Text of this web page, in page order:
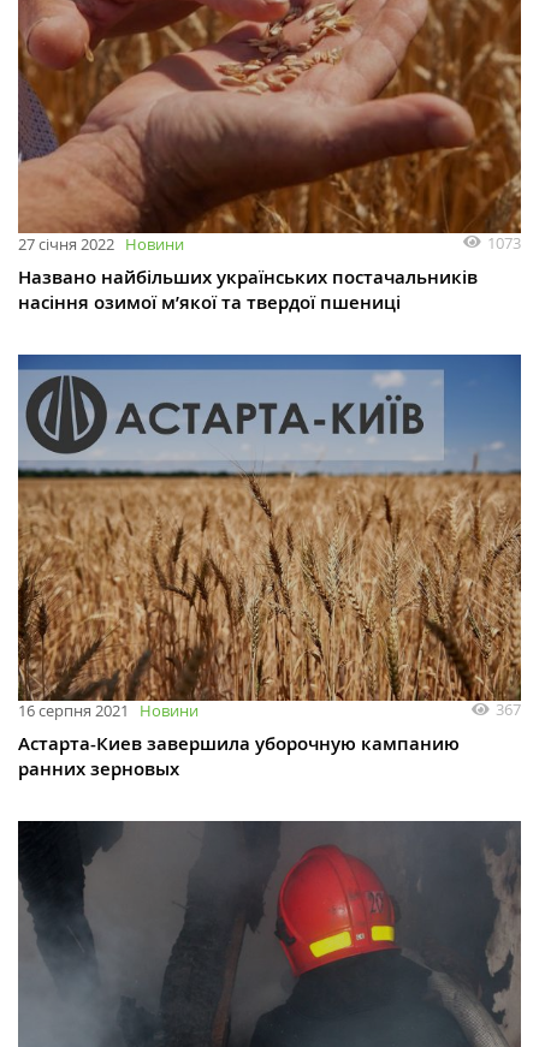
27 січня 2022 Новини 1073
Названо найбільших українських постачальників
насіння озимої м’якої та твердої пшениці
16 серпня 2021 Новини 367
Астарта-Киев завершила уборочную кампанию
ранних зерновых